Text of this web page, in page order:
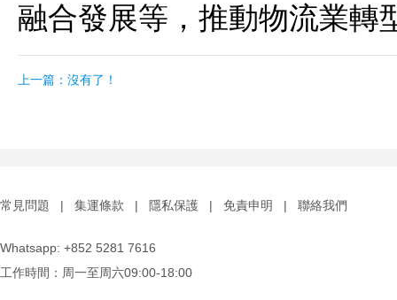
融合發展等，推動物流業轉
上一篇： 沒有了！
常見問題 | 集運條款 | 隱私保護 | 免責申明 | 聯絡我們
Whatsapp: +852 5281 7616
工作時間：周一至周六09:00-18:00